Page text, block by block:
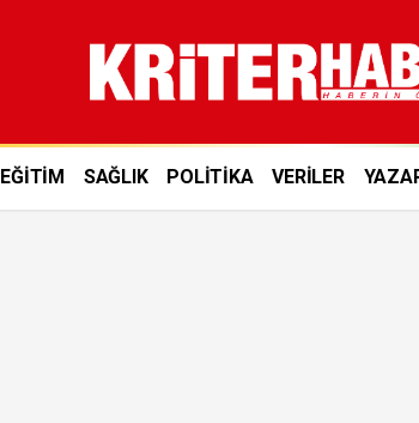
Haberleri
EĞİTİM SAĞLIK POLİTİKA VERİLER